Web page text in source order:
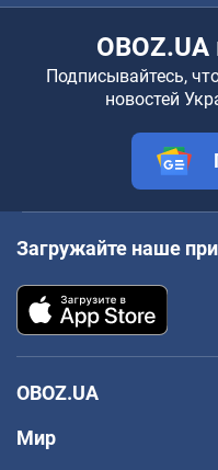
Подписывайтесь,
новостей
Загружайте наше
OBOZ.UA
Мир